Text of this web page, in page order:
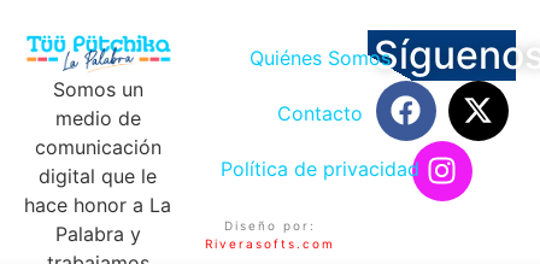
Somos un
medio de
comunicación
digital que le
hace honor a La
Palabra y
Quiénes Somos
Contacto
Política de privacidad
Diseño por:
Riverasofts.com